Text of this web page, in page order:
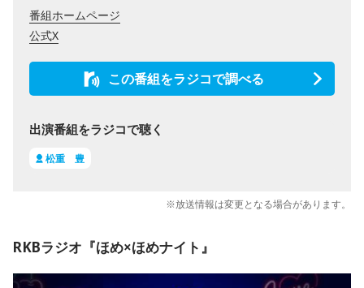
番組ホームページ
公式X
この番組をラジコで調べる
出演番組をラジコで聴く
松重 豊
※放送情報は変更となる場合があります。
RKBラジオ『ほめ×ほめナイト』